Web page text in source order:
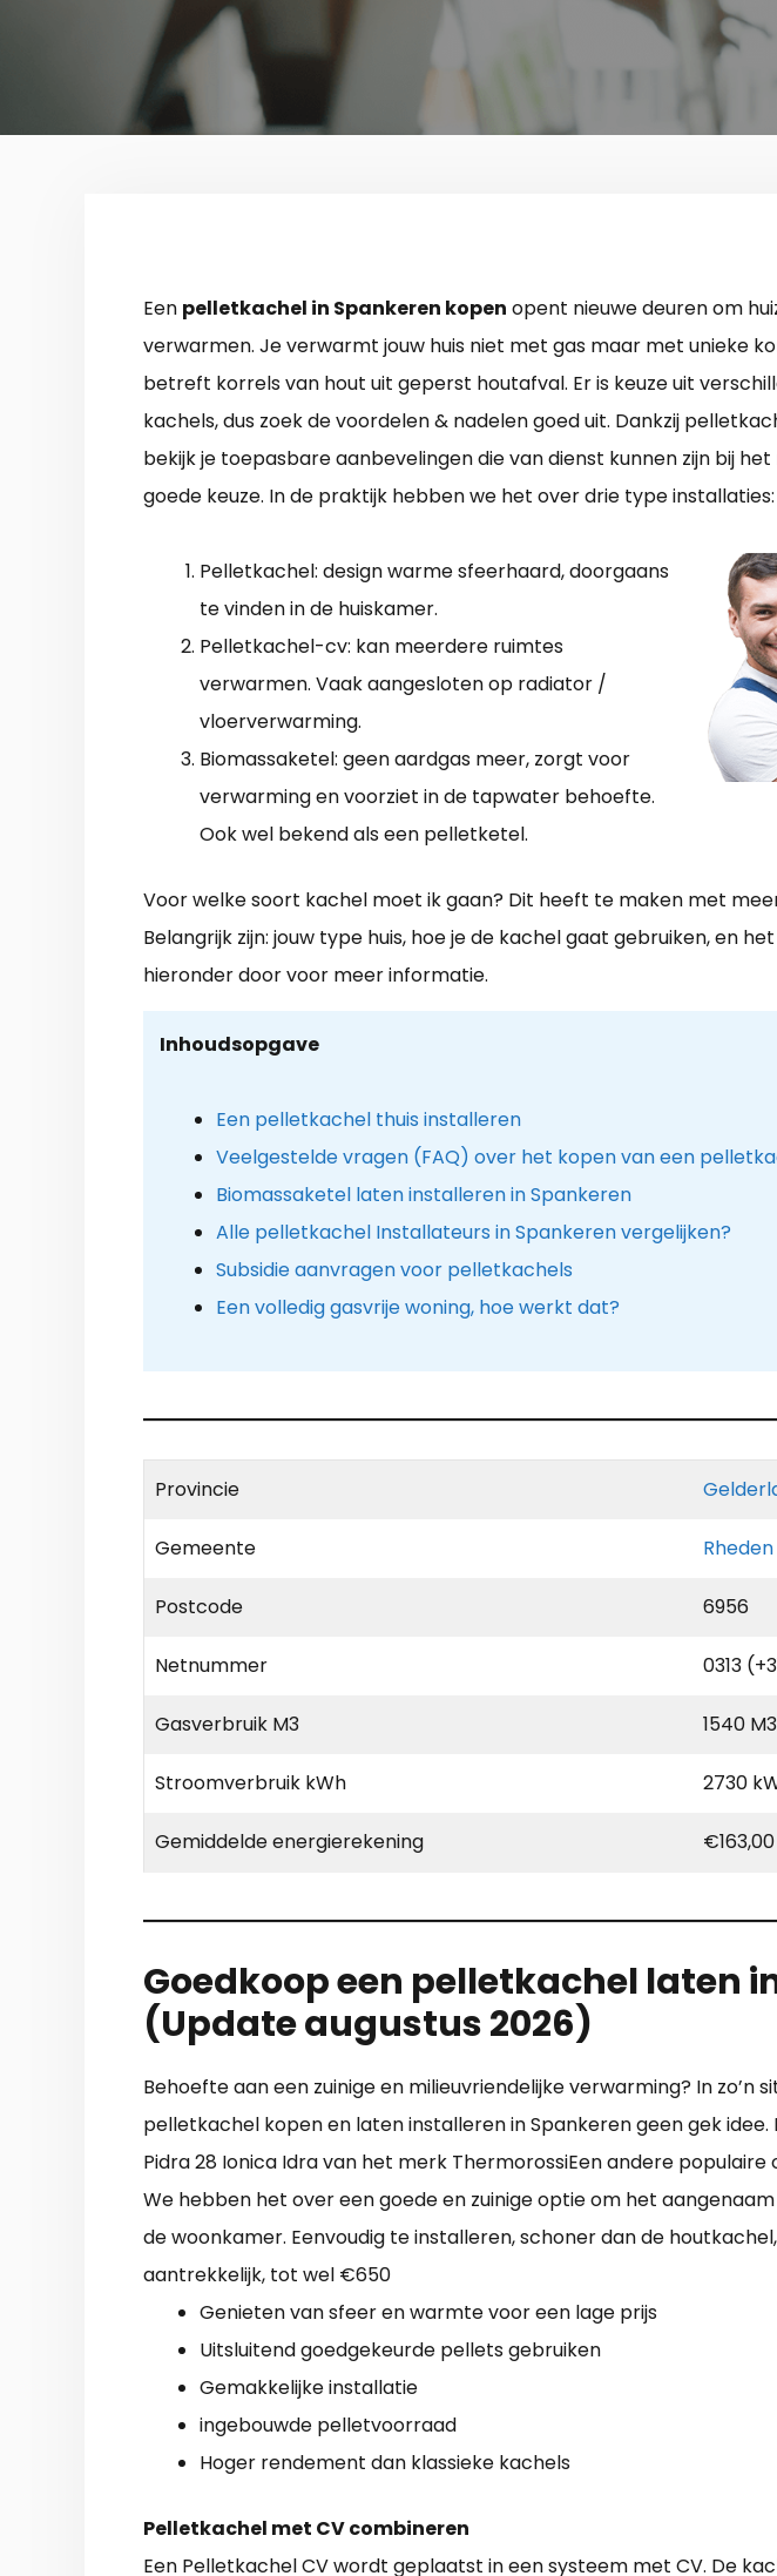
Een pelletkachel in Spankeren kopen opent nieuwe deuren om
verwarmen. Je verwarmt jouw huis niet met gas maar met unieke
betreft korrels van hout uit geperst houtafval. Er is keuze uit
kachels, dus zoek de voordelen & nadelen goed uit. Dankzij
bekijk je toepasbare aanbevelingen die van dienst kunnen zijn bij
goede keuze. In de praktijk hebben we het over drie type installaties:
Pelletkachel: design warme sfeerhaard, doorgaans
te vinden in de huiskamer.
Pelletkachel-cv: kan meerdere ruimtes
verwarmen. Vaak aangesloten op radiator /
vloerverwarming.
Biomassaketel: geen aardgas meer, zorgt voor
verwarming en voorziet in de tapwater behoefte.
Ook wel bekend als een pelletketel.
Voor welke soort kachel moet ik gaan? Dit heeft te maken met
Belangrijk zijn: jouw type huis, hoe je de kachel gaat gebruiken, en
hieronder door voor meer informatie.
Inhoudsopgave
Een pelletkachel thuis installeren
Veelgestelde vragen (FAQ) over het kopen van een
Biomassaketel laten installeren in Spankeren
Alle pelletkachel Installateurs in Spankeren vergelijken?
Subsidie aanvragen voor pelletkachels
Een volledig gasvrije woning, hoe werkt dat?
Provincie
Gemeente Rheden
Postcode 6956
Netnummer 0313
Gasverbruik M3 1540 M3
Stroomverbruik kWh 2730
Gemiddelde energierekening €163,00
Goedkoop een pelletkachel laten
(Update augustus 2026)
Behoefte aan een zuinige en milieuvriendelijke verwarming? In zo’n
pelletkachel kopen en laten installeren in Spankeren geen gek idee.
Pidra 28 Ionica Idra van het merk ThermorossiEen andere populaire
We hebben het over een goede en zuinige optie om het
de woonkamer. Eenvoudig te installeren, schoner dan de
aantrekkelijk, tot wel €650
Genieten van sfeer en warmte voor een lage prijs
Uitsluitend goedgekeurde pellets gebruiken
Gemakkelijke installatie
ingebouwde pelletvoorraad
Hoger rendement dan klassieke kachels
Pelletkachel met CV combineren
Een Pelletkachel CV wordt geplaatst in een systeem met CV. De